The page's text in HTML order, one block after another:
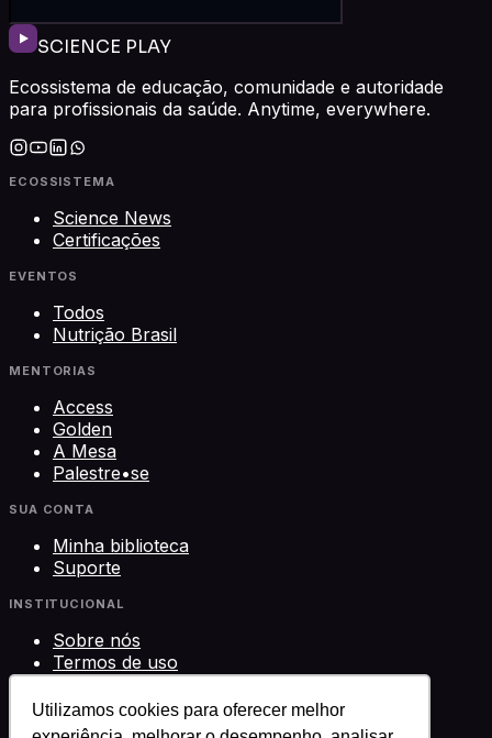
Utilizamos cookies para oferecer melhor
SCIENCE PLAY
Ecossistema de educação, comunidade e autoridade
para profissionais da saúde. Anytime, everywhere.
ECOSSISTEMA
Science News
Certificações
EVENTOS
Todos
Nutrição Brasil
MENTORIAS
Access
Golden
A Mesa
Palestre•se
SUA CONTA
Minha biblioteca
Suporte
INSTITUCIONAL
Sobre nós
Termos de uso
Contato